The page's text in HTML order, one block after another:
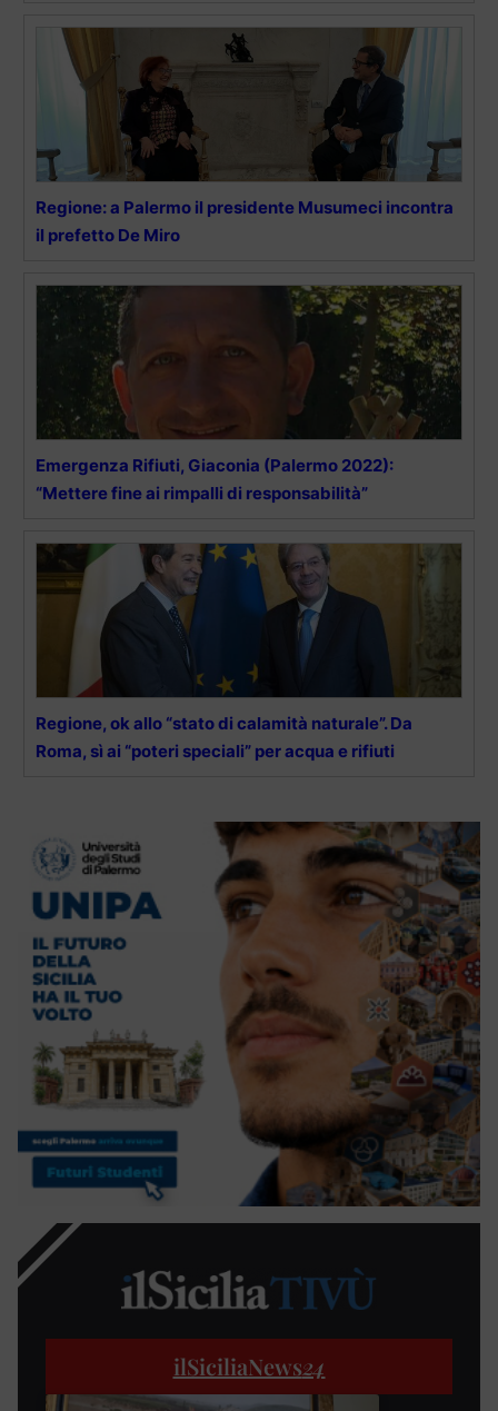
Regione: a Palermo il presidente Musumeci incontra
il prefetto De Miro
Emergenza Rifiuti, Giaconia (Palermo 2022):
“Mettere fine ai rimpalli di responsabilità”
Regione, ok allo “stato di calamità naturale”. Da
Roma, sì ai “poteri speciali” per acqua e rifiuti
ilSiciliaNews24